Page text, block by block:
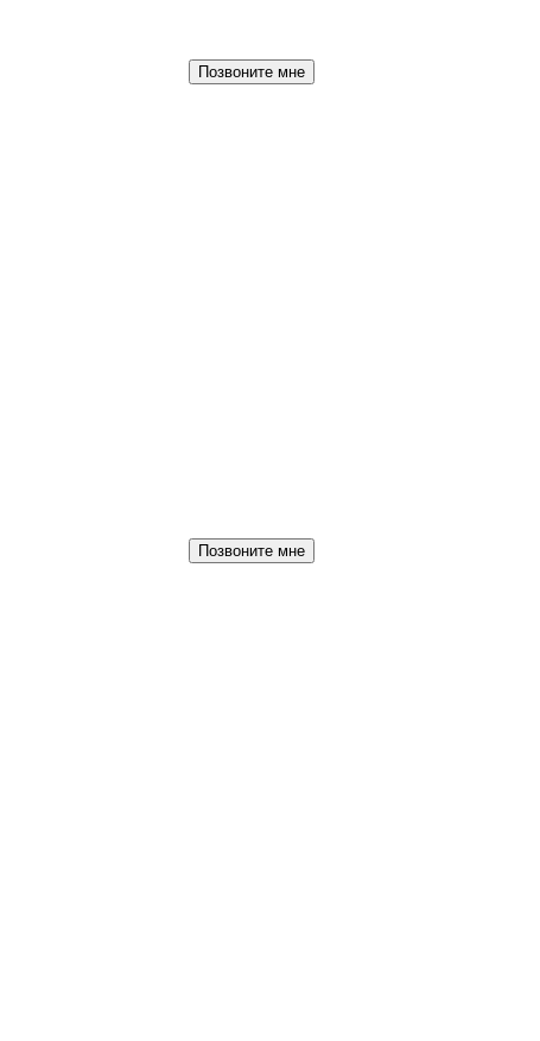
Позвоните мне
Позвоните мне